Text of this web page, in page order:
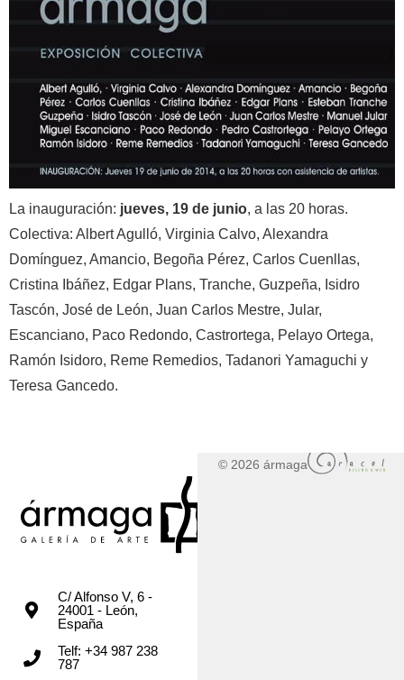
La inauguración: jueves, 19 de junio, a las 20 horas.
Colectiva: Albert Agulló, Virginia Calvo, Alexandra
Domínguez, Amancio, Begoña Pérez, Carlos Cuenllas,
Cristina Ibáñez, Edgar Plans, Tranche, Guzpeña, Isidro
Tascón, José de León, Juan Carlos Mestre, Jular,
Escanciano, Paco Redondo, Castrortega, Pelayo Ortega,
Ramón Isidoro, Reme Remedios, Tadanori Yamaguchi y
Teresa Gancedo.
C/ Alfonso V, 6 -
24001 - León,
España
Telf: +34 987 238
787
© 2026 ármaga